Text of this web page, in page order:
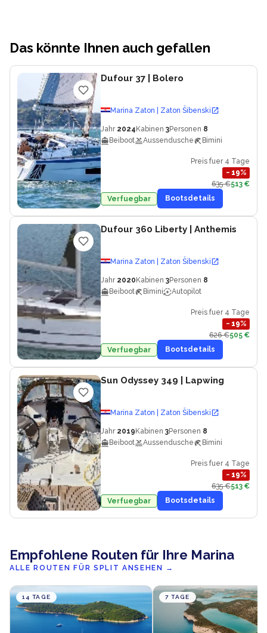
Das könnte Ihnen auch gefallen
Dufour 37 | Bolero
Marina Zaton | Zaton Šibenski
Jahr 2024 Kabinen 3Personen 8
Beiboot
Aussendusche Bimini
Preis fuer 4 Tage
− 19%
635 €513 €
Verfuegbar
Bootsdetails
Dufour 360 Liberty | Anthemis
Marina Zaton | Zaton Šibenski
Jahr 2020 Kabinen 3Personen 8
Beiboot
Bimini Autopilot
Preis fuer 4 Tage
− 19%
626 €505 €
Verfuegbar
Bootsdetails
Sun Odyssey 349 | Lapwing
Marina Zaton | Zaton Šibenski
Jahr 2019 Kabinen 3Personen 8
Beiboot
Aussendusche Bimini
Preis fuer 4 Tage
− 19%
635 €513 €
Verfuegbar
Bootsdetails
Empfohlene Routen für Ihre Marina
ALLE ROUTEN FÜR SPLIT ANSEHEN →
14 TAGE 7 TAGE